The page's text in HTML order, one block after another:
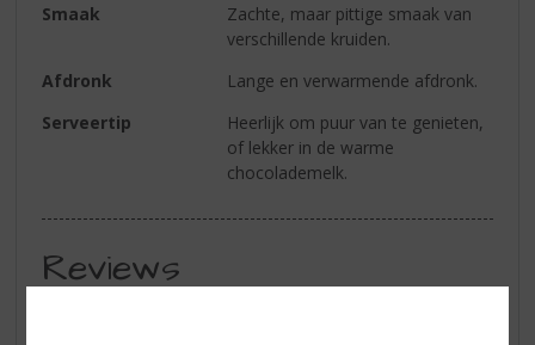
Smaak
Zachte, maar pittige smaak van
verschillende kruiden.
Afdronk
Lange en verwarmende afdronk.
Serveertip
Heerlijk om puur van te genieten,
of lekker in de warme
chocolademelk.
Reviews